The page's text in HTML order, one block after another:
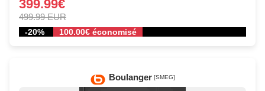
399.99€
499.99 EUR
-20% 100.00€ économisé
Boulanger [SMEG]